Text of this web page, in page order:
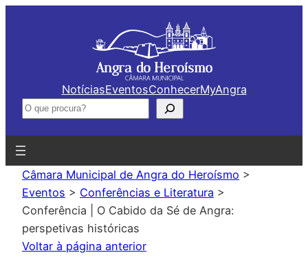
NotíciasEventosConhecerMyAngra
Pesquisar
Câmara Municipal de Angra do Heroísmo >
Eventos > Conferências e Literatura >
Conferência | O Cabido da Sé de Angra:
perspetivas históricas
Voltar à página anterior